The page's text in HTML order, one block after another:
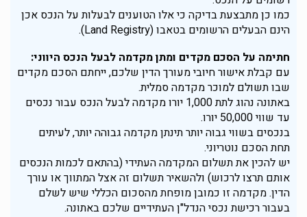
כמו כן מתבצעת בדיקה כי אלו הטוענים לבעלות על הנכס אכן
הינם הבעלים הרשומים בטאבו (Land Registry).
חתימה על הסכם מקדים ומתן מקדמה לבעל הנכס היווני:
עם קבלת אישור חיובי מעורך הדין שלכם,ייחתם הסכם מקדים
שבו תשולם למוכר מקדמה סמלית.
באתונה נהוג לתת 1,000 יורו מקדמה לבעל הנכס עבור נכסים
עד שווי 50,000 יורו.
בנכסים בשווי גבוה יותר תינתן מקדמה גבוהה יותר, לעיתים
תחת הסכם נוטריוני.
יש להכין את תשלום המקדמה העתידי (בהתאם לכמות הנכסים
אותם תרצו לרכוש) ולהשאיר תשלום זה אצל המתווך או עורך
הדין. מקדמה זו כמובן מופחת מהסכום הכללי שיש לשלם
בעבור רכישת נכסי הנדל"ן העתידיים שלכם באתונה.